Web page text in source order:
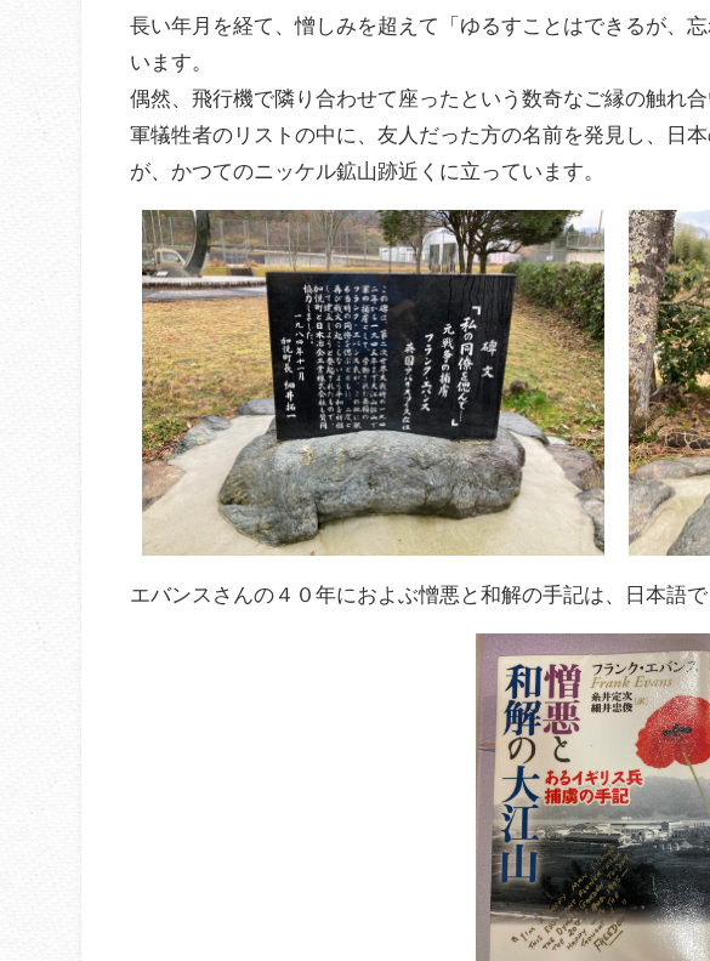
長い年月を経て、憎しみを超えて「ゆるすことはできるが、
います。
偶然、飛行機で隣り合わせて座ったという数奇なご縁の触れ
軍犠牲者のリストの中に、友人だった方の名前を発見し、日
が、かつてのニッケル鉱山跡近くに立っています。
エバンスさんの４０年におよぶ憎悪と和解の手記は、日本語